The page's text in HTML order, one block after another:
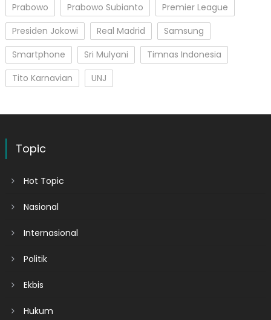
Prabowo
Prabowo Subianto
Premier League
Presiden Jokowi
Real Madrid
Samsung
Smartphone
Sri Mulyani
Timnas Indonesia
Tito Karnavian
UNJ
Topic
Hot Topic
Nasional
Internasional
Politik
Ekbis
Hukum